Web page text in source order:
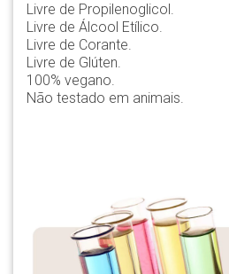
Livre de Propilenoglicol.
Livre de Álcool Etílico.
Livre de Corante.
Livre de Glúten.
100% vegano.
Não testado em animais.